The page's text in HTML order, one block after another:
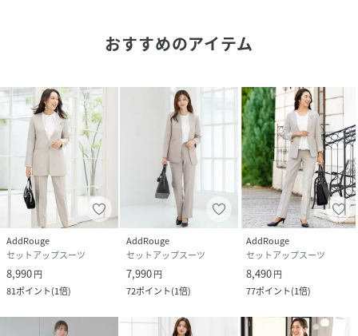
くれるシルエットに仕上げています。
躍する万能セットアップです。
■■ジャケット■■
・ベーシックな1つボタン
・ヒップが隠れるロング丈
・ご家庭で洗えるウォッシャブル仕様
・後ろベンツ入り
・左右ポケット付き（フラップポケット）
・スリット袖仕様
・ビジネスシーンに大活躍の内ポケット付き（上部にはペン
の入るポケットと、下部には名刺やカード類、ハンカチなど
が入る仕様）
おすすめのアイテム
AddRouge
セットアップスーツ
8,990円
81ポイント(1倍)
AddRouge
セットアップスーツ
7,990円
72ポイント(1倍)
AddRouge
セットアップスーツ
8,490円
77ポイント(1倍)